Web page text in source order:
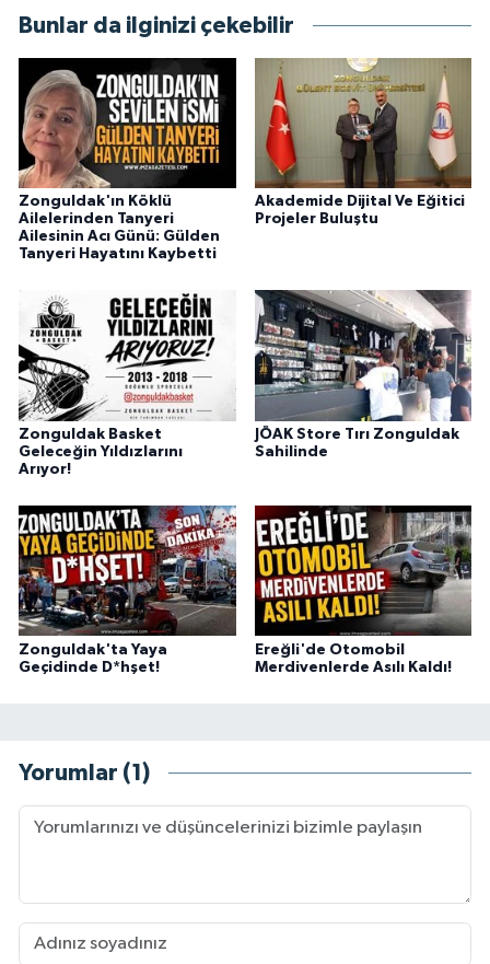
Bunlar da ilginizi çekebilir
Zonguldak'ın Köklü
Ailelerinden Tanyeri
Ailesinin Acı Günü: Gülden
Tanyeri Hayatını Kaybetti
Akademide Dijital Ve Eğitici
Projeler Buluştu
Zonguldak Basket
Geleceğin Yıldızlarını
Arıyor!
JÖAK Store Tırı Zonguldak
Sahilinde
Zonguldak'ta Yaya
Geçidinde D*hşet!
Ereğli'de Otomobil
Merdivenlerde Asılı Kaldı!
Yorumlar (1)